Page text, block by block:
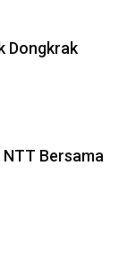
Dongkrak
Bersama